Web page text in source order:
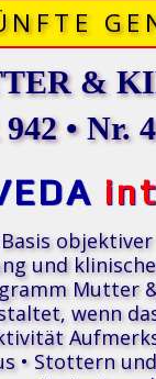
&
• Nr.
und
Mutter
wenn
• Stottern